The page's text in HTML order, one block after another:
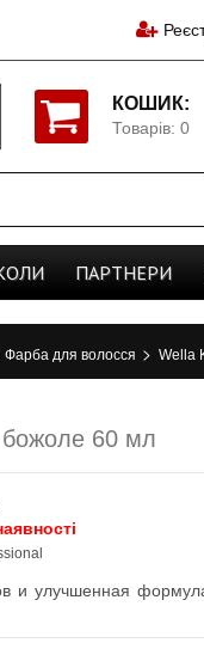
КОШИК:
Товарів: 0
ПАРТНЕРИ
Фарба для волосся > Wella
60 мл
и улучшенная